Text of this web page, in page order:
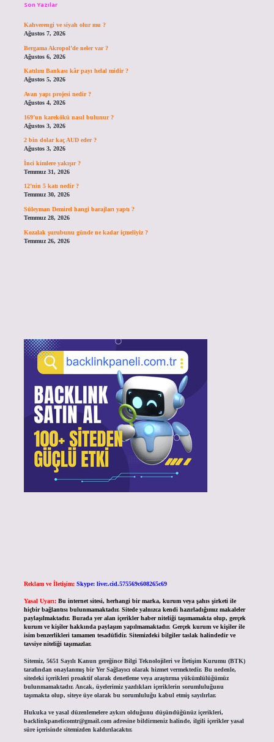
Son Yazılar
Kahverengi ve siyah olur mu ?
Ağustos 7, 2026
Bergama Akropol’de neler var ?
Ağustos 6, 2026
Katılım Bankası kâr payı helal midir ?
Ağustos 5, 2026
Avan yapı projesi nedir ?
Ağustos 4, 2026
169’un karekökü nasıl bulunur ?
Ağustos 3, 2026
2 bin dolar kaç AUD eder ?
Ağustos 3, 2026
İnci kimlere yakışır ?
Temmuz 31, 2026
12’nin 5 katı nedir ?
Temmuz 30, 2026
Süleyman Demirel hangi barajları yaptı ?
Temmuz 28, 2026
Kozalak şurubunu günde ne kadar içmeliyiz ?
Temmuz 26, 2026
Reklam ve İletişim: Skype: live:.cid.575569c608265c69
Yasal Uyarı: Bu internet sitesi, herhangi bir marka, kurum veya şahıs şirketi ile
hiçbir bağlantısı bulunmamaktadır. Sitede yalnızca kendi hazırladığımız makaleler
paylaşılmaktadır. Burada yer alan içerikler haber niteliği taşımamakta olup, gerçek
kurum ve kişiler hakkında paylaşım yapılmamaktadır. Gerçek kurum ve kişiler ile
isim benzerlikleri tamamen tesadüfidir. Sitemizdeki bilgiler taslak halindedir ve
tavsiye niteliği taşımazlar.
Sitemiz, 5651 Sayılı Kanun gereğince Bilgi Teknolojileri ve İletişim Kurumu (BTK)
tarafından onaylanmış bir Yer Sağlayıcı olarak hizmet vermektedir. Bu nedenle,
sitedeki içerikleri proaktif olarak denetleme veya araştırma yükümlülüğümüz
bulunmamaktadır. Ancak, üyelerimiz yazdıkları içeriklerin sorumluluğunu
taşımakta olup, siteye üye olarak bu sorumluluğu kabul etmiş sayılırlar.
Hukuka ve yasal düzenlemelere aykırı olduğunu düşündüğünüz içerikleri,
backlinkpanelicomtr@gmail.comadresine bildirmeniz halinde, ilgili içerikler yasal
süre içerisinde sitemizden kaldırılacaktır.